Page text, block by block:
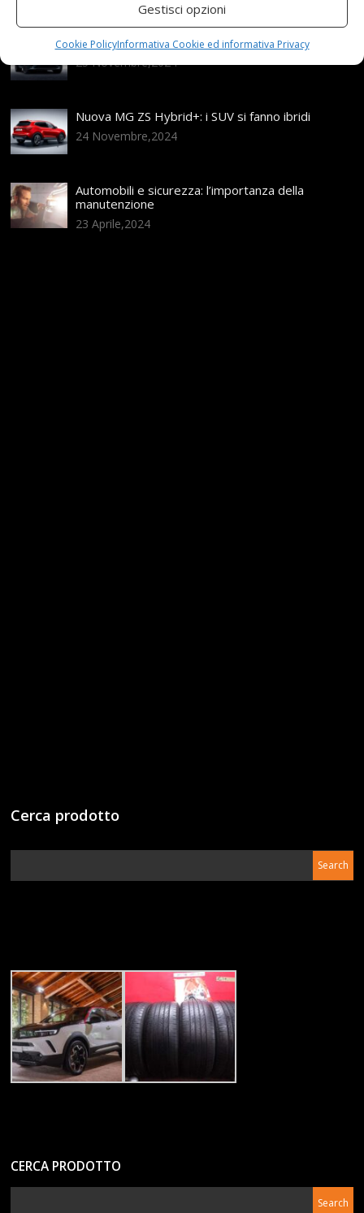
Gestisci opzioni
Cookie PolicyInformativa Cookie ed informativa Privacy
21 Aprile,2026
Range Rover: un’icona tra i luxury SUV
25 Novembre,2024
Nuova MG ZS Hybrid+: i SUV si fanno ibridi
24 Novembre,2024
Automobili e sicurezza: l’importanza della
manutenzione
23 Aprile,2024
Cerca prodotto
CERCA PRODOTTO